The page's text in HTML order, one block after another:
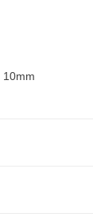
10mm